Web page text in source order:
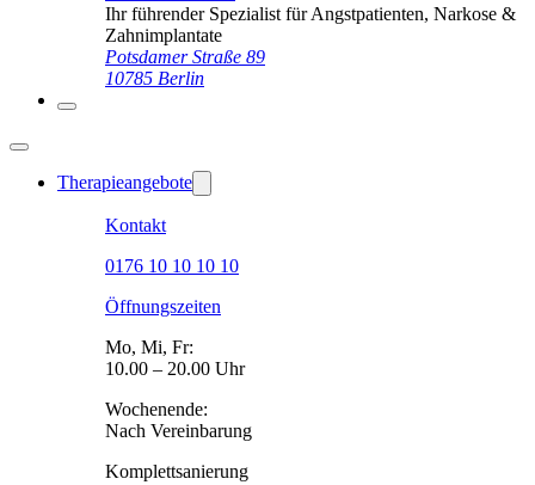
Ihr führender Spezialist für Angstpatienten, Narkose &
Zahnimplantate
Potsdamer Straße 89
10785 Berlin
Therapieangebote
Kontakt
0176 10 10 10 10
Öffnungszeiten
Mo, Mi, Fr:
10.00 – 20.00 Uhr
Wochenende:
Nach Vereinbarung
Komplettsanierung